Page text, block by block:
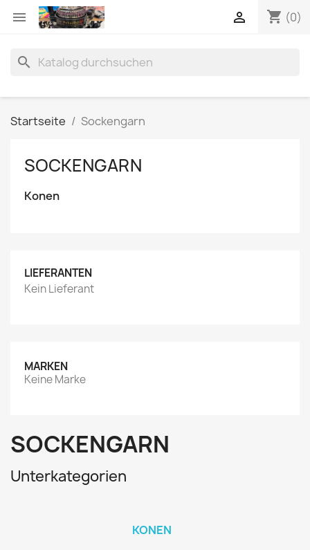
 shopping_cart (0)

search
Startseite Sockengarn
SOCKENGARN
Konen
LIEFERANTEN
Kein Lieferant
MARKEN
Keine Marke
SOCKENGARN
Unterkategorien
KONEN